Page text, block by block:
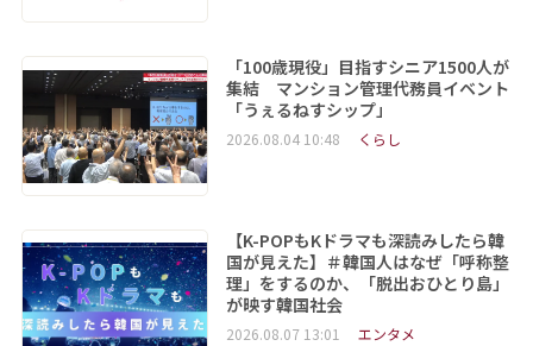
「100歳現役」目指すシニア1500人が
集結 マンション管理代務員イベント
「うぇるねすシップ」
2026.08.04 10:48 くらし
【K-POPもKドラマも深読みしたら韓
国が見えた】＃韓国人はなぜ「呼称整
理」をするのか、「脱出おひとり島」
が映す韓国社会
2026.08.07 13:01 エンタメ